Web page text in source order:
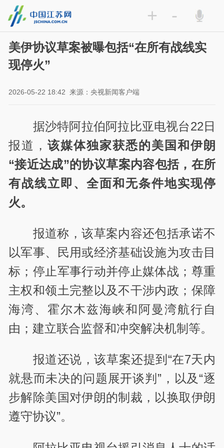
+ -
美伊协议草案被曝包括“在所有战线实
现停火”
2026-05-22 18:42 来源：央视新闻客户端
据沙特阿拉伯阿拉比亚电视台22日
报道，该媒体独家获悉的美国和伊朗
“接近达成”的协议草案内容包括，在所
有战线立即、全面和无条件地实现停
火。
报道称，该草案内容还包括承诺不
以军事、民用或经济基础设施为攻击目
标；停止军事行动并停止媒体战；尊重
主权和领土完整以及不干涉内政；保障
海湾、霍尔木兹海峡和阿曼湾航行自
由；建立联合监督和冲突解决机制等。
报道还说，该草案还提到“在7天内
就悬而未决的问题展开谈判”，以及“逐
步解除美国对伊朗的制裁，以换取伊朗
遵守协议”。